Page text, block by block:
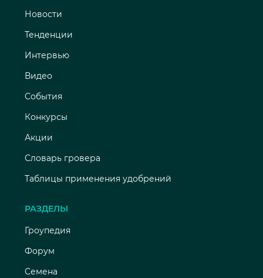
Новости
Тенденции
Интервью
Видео
События
Конкурсы
Акции
Словарь гровера
Таблицы применения удобрений
РАЗДЕЛЫ
Гроупедия
Форум
Семена